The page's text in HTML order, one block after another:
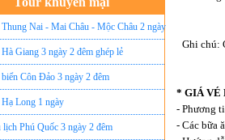
Nai - Mai Châu - Mộc Châu 2 ngày
Giang 3 ngày 2 đêm ghép lẻ
Côn Đảo 3 ngày 2 đêm
Long 1 ngày
lịch Phú Quốc 3 ngày 2 đêm
Ghi chú:
* GIÁ VÉ
- Phương
- Các bữa